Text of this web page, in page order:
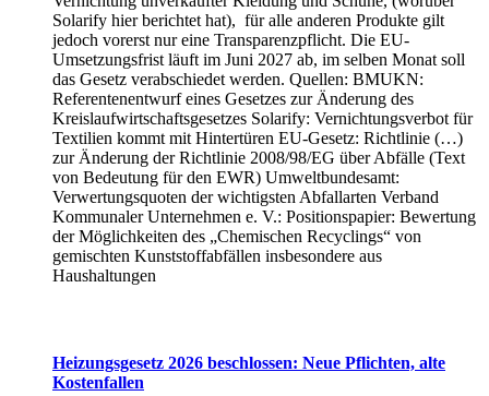
Solarify hier berichtet hat), für alle anderen Produkte gilt
jedoch vorerst nur eine Transparenzpflicht. Die EU-
Umsetzungsfrist läuft im Juni 2027 ab, im selben Monat soll
das Gesetz verabschiedet werden. Quellen: BMUKN:
Referentenentwurf eines Gesetzes zur Änderung des
Kreislaufwirtschaftsgesetzes Solarify: Vernichtungsverbot für
Textilien kommt mit Hintertüren EU-Gesetz: Richtlinie (…)
zur Änderung der Richtlinie 2008/98/EG über Abfälle (Text
von Bedeutung für den EWR) Umweltbundesamt:
Verwertungsquoten der wichtigsten Abfallarten Verband
Kommunaler Unternehmen e. V.: Positionspapier: Bewertung
der Möglichkeiten des „Chemischen Recyclings“ von
gemischten Kunststoffabfällen insbesondere aus
Haushaltungen
Heizungsgesetz 2026 beschlossen: Neue Pflichten, alte
Kostenfallen